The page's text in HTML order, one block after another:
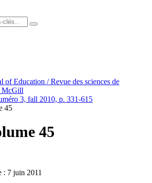
of Education / Revue des sciences de
McGill
3, fall 2010, p. 331-615
45
45
7 juin 2011